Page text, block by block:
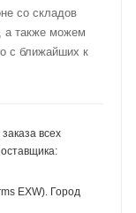
со складов
а также можем
с ближайших к
всех
EXW). Город